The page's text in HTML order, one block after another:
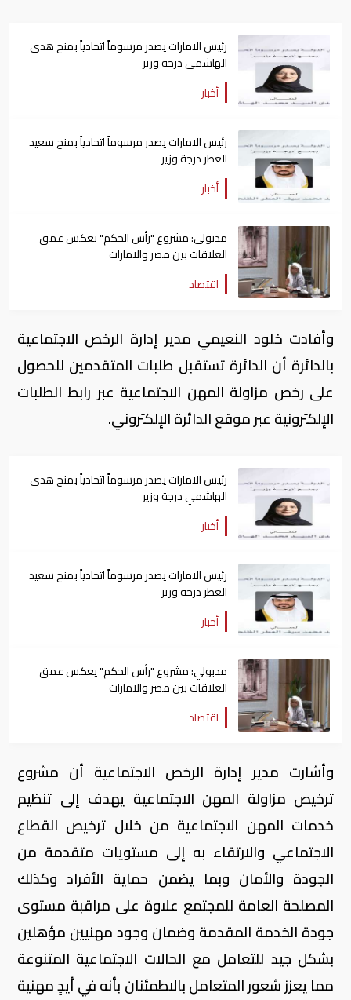
رئيس الامارات يصدر مرسوماً اتحادياً بمنح هدى
الهاشمي درجة وزير
أخبار
رئيس الامارات يصدر مرسوماً اتحادياً بمنح سعيد
العطر درجة وزير
أخبار
مدبولي: مشروع "رأس الحكم" يعكس عمق
العلاقات بين مصر والامارات
اقتصاد
وأفادت خلود النعيمي مدير إدارة الرخص الاجتماعية
بالدائرة أن الدائرة تستقبل طلبات المتقدمين للحصول
على رخص مزاولة المهن الاجتماعية عبر رابط الطلبات
الإلكترونية عبر موقع الدائرة الإلكتروني.
رئيس الامارات يصدر مرسوماً اتحادياً بمنح هدى
الهاشمي درجة وزير
أخبار
رئيس الامارات يصدر مرسوماً اتحادياً بمنح سعيد
العطر درجة وزير
أخبار
مدبولي: مشروع "رأس الحكم" يعكس عمق
العلاقات بين مصر والامارات
اقتصاد
وأشارت مدير إدارة الرخص الاجتماعية أن مشروع
ترخيص مزاولة المهن الاجتماعية يهدف إلى تنظيم
خدمات المهن الاجتماعية من خلال ترخيص القطاع
الاجتماعي والارتقاء به إلى مستويات متقدمة من
الجودة والأمان وبما يضمن حماية الأفراد وكذلك
المصلحة العامة للمجتمع علاوة على مراقبة مستوى
جودة الخدمة المقدمة وضمان وجود مهنيين مؤهلين
بشكل جيد للتعامل مع الحالات الاجتماعية المتنوعة
مما يعزز شعور المتعامل بالاطمئنان بأنه في أيدٍ مهنية